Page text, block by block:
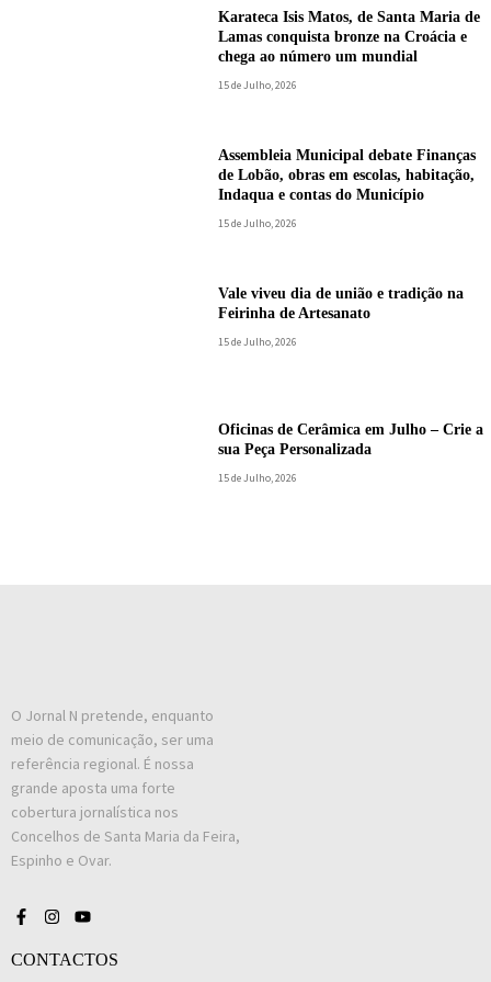
Karateca Isis Matos, de Santa Maria de
Lamas conquista bronze na Croácia e
chega ao número um mundial
15 de Julho, 2026
Assembleia Municipal debate Finanças
de Lobão, obras em escolas, habitação,
Indaqua e contas do Município
15 de Julho, 2026
Vale viveu dia de união e tradição na
Feirinha de Artesanato
15 de Julho, 2026
Oficinas de Cerâmica em Julho – Crie a
sua Peça Personalizada
15 de Julho, 2026
O Jornal N pretende, enquanto
meio de comunicação, ser uma
referência regional. É nossa
grande aposta uma forte
cobertura jornalística nos
Concelhos de Santa Maria da Feira,
Espinho e Ovar.
CONTACTOS